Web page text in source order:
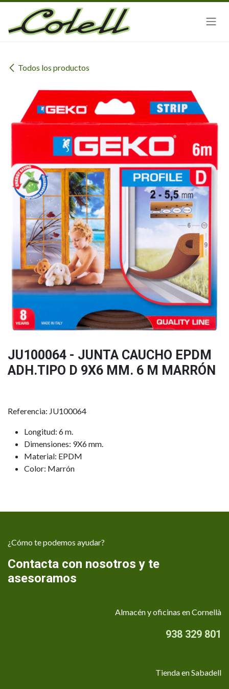
Ir al contenido
Todos los productos
JU100064 - JUNTA CAUCHO EPDM
ADH.TIPO D 9X6 MM. 6 M MARRÓN
Referencia: JU100064
Longitud: 6 m.
Dimensiones: 9X6 mm.
Material: EPDM
Color: Marrón
¿Cómo te podemos ayudar?
Contacta con nosotros y te
asesoramos
Almacén y oficinas en Cornellà
938 329 801
Tienda en Sabadell